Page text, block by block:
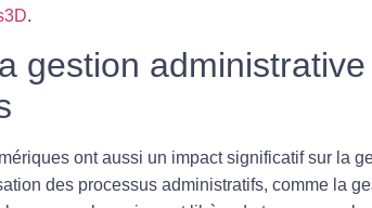
.
gestion
ont aussi un impact significatif sur la
des processus administratifs, comme la